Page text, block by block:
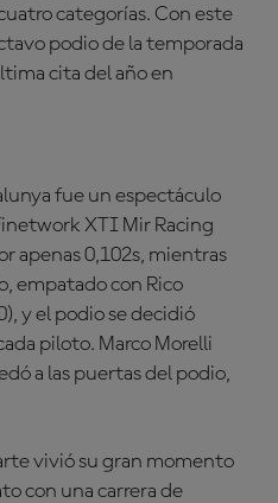
categorías. Con este
podio de la temporada
cita del año en
fue un espectáculo
XTI Mir Racing
apenas 0,102s, mientras
empatado con Rico
y el podio se decidió
piloto. Marco Morelli
a las puertas del podio,
vivió su gran momento
con una carrera de